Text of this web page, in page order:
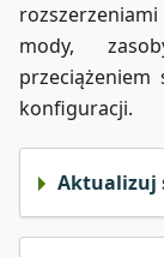
mody,
przeciążeniem
konfiguracji.
Aktualizuj